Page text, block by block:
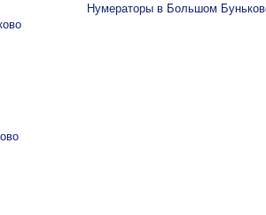
Нумераторы в Большом